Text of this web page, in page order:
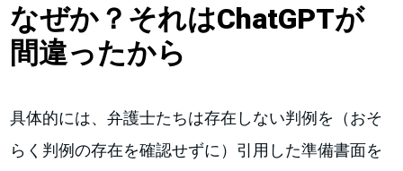
なぜか？それはChatGPTが
間違ったから
具体的には、弁護士たちは存在しない判例を（おそ
らく判例の存在を確認せずに）引用した準備書面を